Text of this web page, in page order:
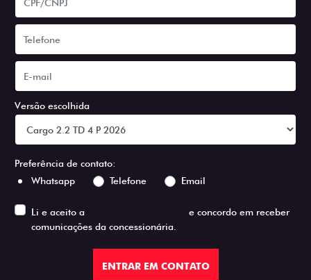
Versão escolhida
Preferência de contato:
Whatsapp
Telefone Email
Li e aceito a
e concordo em receber
comunicações da concessionária.
ENTRAR EM CONTATO